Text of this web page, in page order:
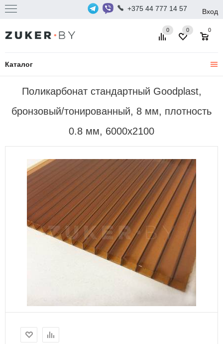
+375 44 777 14 57 Вход
Каталог
0 0
0
Поликарбонат стандартный Goodplast,
бронзовый/тонированный, 8 мм, плотность
0.8 мм, 6000x2100